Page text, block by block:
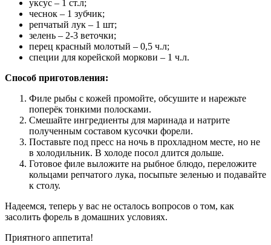
уксус – 1 ст.л;
чеснок – 1 зубчик;
репчатый лук – 1 шт;
зелень – 2-3 веточки;
перец красный молотый – 0,5 ч.л;
специи для корейской моркови – 1 ч.л.
Способ приготовления:
Филе рыбы с кожей промойте, обсушите и нарежьте
поперёк тонкими полосками.
Смешайте ингредиенты для маринада и натрите
полученным составом кусочки форели.
Поставьте под пресс на ночь в прохладном месте, но не
в холодильник. В холоде посол длится дольше.
Готовое филе выложите на рыбное блюдо, переложите
кольцами репчатого лука, посыпьте зеленью и подавайте
к столу.
Надеемся, теперь у вас не осталось вопросов о том, как
засолить форель в домашних условиях.
Приятного аппетита!